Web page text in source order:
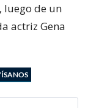
luego de un
actriz Gena